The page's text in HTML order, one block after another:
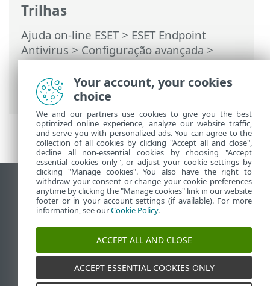
Trilhas
Ajuda on-line ESET> ESET Endpoint
Antivirus>Configuração avançada>
Reverter configurações da Configuração
avançada > Reverter todas as
configurações na seção atual
Ver site para desktop
End of Life
Base de conhecimento ESET
Fórum ESET
ESET Status Portal
Suporte regional
Your account, your cookies
choice
We and our partners use cookies to give you the best
optimized online experience, analyze our website traffic,
and serve you with personalized ads. You can agree to the
collection of all cookies by clicking "Accept all and close",
decline all non-essential cookies by choosing "Accept
essential cookies only", or adjust your cookie settings by
clicking "Manage cookies". You also have the right to
withdraw your consent or change your cookie preferences
anytime by clicking the "Manage cookies" link in our website
footer or in your account settings (if available). For more
information, see ourCookie Policy.
ACCEPT ALL AND CLOSE
ACCEPT ESSENTIAL COOKIES ONLY